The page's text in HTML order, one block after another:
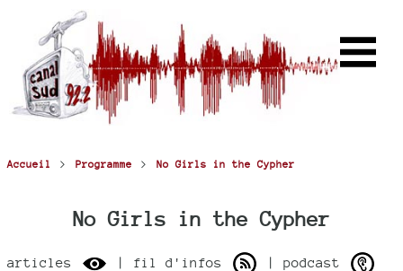
Accueil > Programme > No Girls in the Cypher
No Girls in the Cypher
articles | fil d'infos | podcast